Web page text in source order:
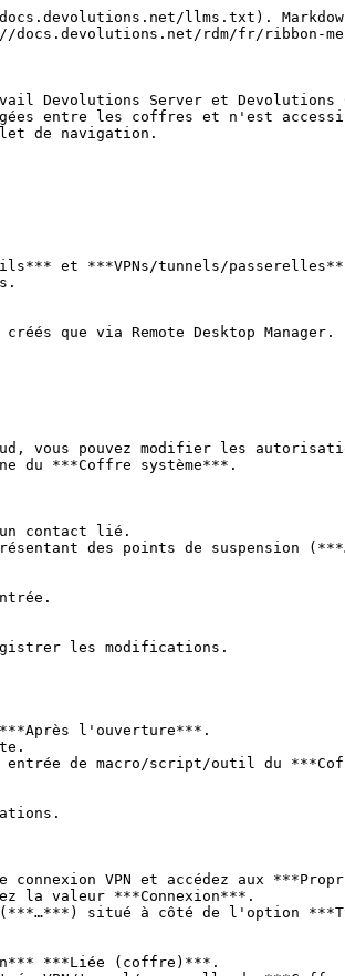
llms.txt).
rdm/fr/ribbon-
Devolutions Server et Devolutions
entre les coffres et n'est
de navigation.
et ***VPNs/tunnels/
que via Remote Desktop Manager.
vous pouvez modifier les
du ***Coffre système***.
un contact lié.
des points de suspension
les modifications.
***Après l'ouverture***.
de macro/script/outil du
VPN et accédez aux
la valeur ***Connexion***.
(***…***) situé à côté de l'option
***Liée (coffre)***.